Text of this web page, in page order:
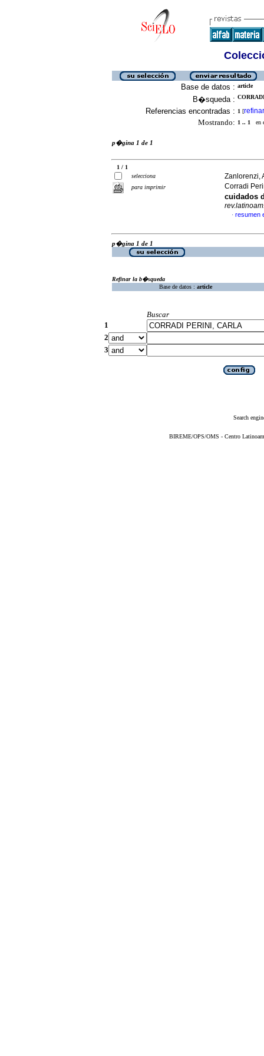
Base de datos : article
B�squeda :
Referencias encontradas : 1 [refinar
Mostrando: 1 .. 1 en
p�gina 1 de 1
1 / 1
selecciona
para imprimir
Zanlorenzi,
Corradi
cuidados
· resumen
p�gina 1 de 1
Refinar la b�squeda
Base de datos : article
Buscar
1
2
3
Search
BIREME/OPS/OMS - Centro